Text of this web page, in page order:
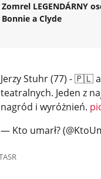
Zomrel LEGENDÁRNY
Bonnie a Clyde
Jerzy Stuhr (77) - 🇵🇱
teatralnych. Jeden z
nagród i wyróżnień.
— Kto umarł?